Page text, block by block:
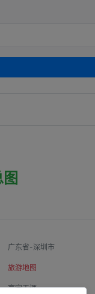
广东省-深圳市
旅游地图
寰宇天涯